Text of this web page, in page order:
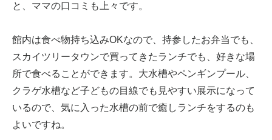
と、ママの口コミも上々です。
館内は食べ物持ち込みOKなので、持参したお弁当でも、
スカイツリータウンで買ってきたランチでも、好きな場
所で食べることができます。大水槽やペンギンプール、
クラゲ水槽など子どもの目線でも見やすい展示になって
いるので、気に入った水槽の前で癒しランチをするのも
よいですね。